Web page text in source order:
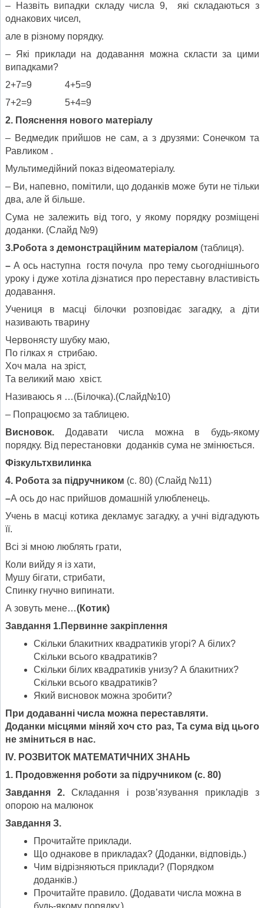
– Назвіть випадки складу числа 9, які складаються з
однакових чисел,
але в різному порядку.
– Які приклади на додавання можна скласти за цими
випадками?
2+7=9 4+5=9
7+2=9 5+4=9
2. Пояснення нового матеріалу
– Ведмедик прийшов не сам, а з друзями: Сонечком та
Равликом .
Мультимедійний показ відеоматеріалу.
– Ви, напевно, помітили, що доданків може бути не тільки
два, але й більше.
Сума не залежить від того, у якому порядку розміщені
доданки. (Слайд №9)
3.Робота з демонстраційним матеріалом (таблиця).
– А ось наступна гостя почула про тему сьогоднішнього
уроку і дуже хотіла дізнатися про переставну властивість
додавання.
Учениця в масці білочки розповідає загадку, а діти
називають тварину
Червонясту шубку маю,
По гілках я стрибаю.
Хоч мала на зріст,
Та великий маю хвіст.
Називаюсь я …(Білочка).(Слайд№10)
– Попрацюємо за таблицею.
Висновок. Додавати числа можна в будь-якому
порядку. Від перестановки доданків сума не змінюється.
Фізкультхвилинка
4. Робота за підручником (с. 80) (Слайд №11)
–А ось до нас прийшов домашній улюбленець.
Учень в масці котика декламує загадку, а учні відгадують
її.
Всі зі мною люблять грати,
Коли вийду я із хати,
Мушу бігати, стрибати,
Спинку гнучно випинати.
А зовуть мене…(Котик)
Завдання 1.Первинне закріплення
Скільки блакитних квадратиків угорі? А білих?
Скільки всього квадратиків?
Скільки білих квадратиків унизу? А блакитних?
Скільки всього квадратиків?
Який висновок можна зробити?
При додаванні числа можна переставляти.
Доданки місцями міняй хоч сто раз, Та сума від цього
не зміниться в нас.
V. РОЗВИТОК МАТЕМАТИЧНИХ ЗНАНЬ
1. Продовження роботи за підручником (с. 80)
Завдання 2.Складання і розв’язування прикладів з
опорою на малюнок
Завдання З.
Прочитайте приклади.
Що однакове в прикладах? (Доданки, відповідь.)
Чим відрізняються приклади? (Порядком
доданків.)
Прочитайте правило. (Додавати числа можна в
будь-якому порядку.)